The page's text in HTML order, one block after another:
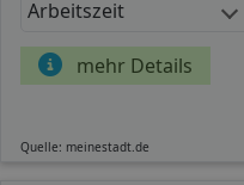
Arbeitszeit
mehr Details
Quelle: meinestadt.de